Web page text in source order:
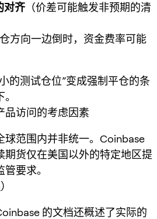
对齐（价差可能触发非预期的清
仓方向一边倒时，资金费率可能
的测试仓位”变成强制平仓的条
品访问的考虑因素
球范围内并非统一。Coinbase
期货仅在美国以外的特定地区提
要求。
）
的文档还概述了实际的